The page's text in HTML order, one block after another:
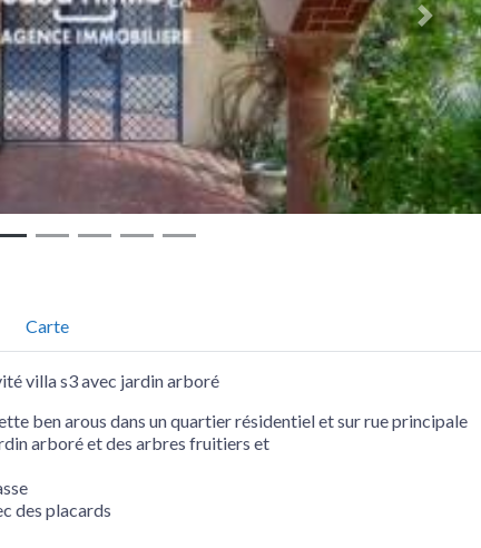
Suivant
Carte
villa s3 avec jardin arboré
ben arous dans un quartier résidentiel et sur rue principale
arboré et des arbres fruitiers et
des placards